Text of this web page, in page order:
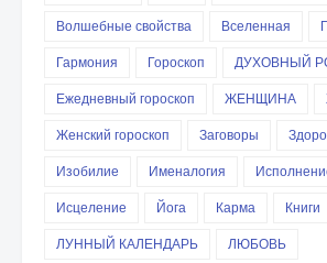
Волшебные свойства
Вселенная
Гармония
Гороскоп ДУХОВНЫЙ
Ежедневный гороскоп
ЖЕНЩИНА
Женский гороскоп
Заговоры
Изобилие
Именалогия
Исцеление
Йога Карма Книги
ЛУННЫЙ КАЛЕНДАРЬ
ЛЮБОВЬ